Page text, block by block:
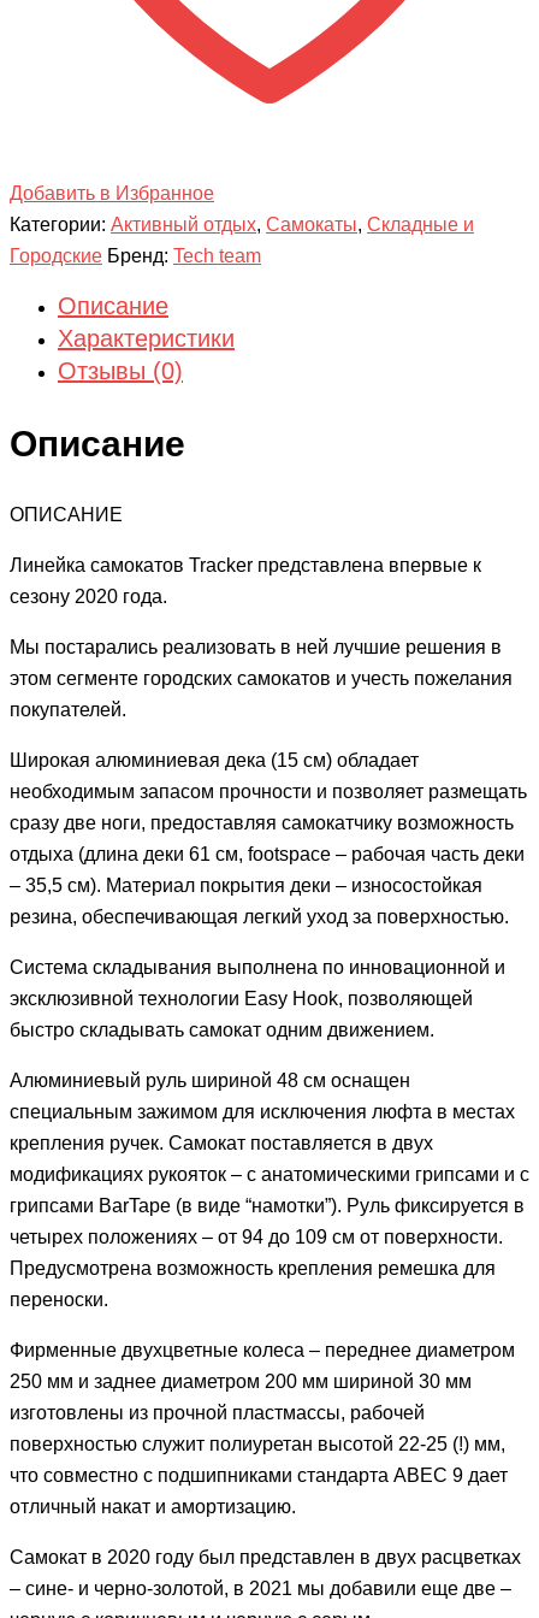
Добавить в Избранное
Категории: Активный отдых, Самокаты, Складные и
Городские Бренд: Tech team
Описание
Характеристики
Отзывы (0)
Описание
ОПИСАНИЕ
Линейка самокатов Tracker представлена впервые к
сезону 2020 года.
Мы постарались реализовать в ней лучшие решения в
этом сегменте городских самокатов и учесть пожелания
покупателей.
Широкая алюминиевая дека (15 см) обладает
необходимым запасом прочности и позволяет размещать
сразу две ноги, предоставляя самокатчику возможность
отдыха (длина деки 61 см, footspace – рабочая часть деки
– 35,5 см). Материал покрытия деки – износостойкая
резина, обеспечивающая легкий уход за поверхностью.
Система складывания выполнена по инновационной и
эксклюзивной технологии Easy Hook, позволяющей
быстро складывать самокат одним движением.
Алюминиевый руль шириной 48 см оснащен
специальным зажимом для исключения люфта в местах
крепления ручек. Самокат поставляется в двух
модификациях рукояток – с анатомическими грипсами и с
грипсами BarTape (в виде “намотки”). Руль фиксируется в
четырех положениях – от 94 до 109 см от поверхности.
Предусмотрена возможность крепления ремешка для
переноски.
Фирменные двухцветные колеса – переднее диаметром
250 мм и заднее диаметром 200 мм шириной 30 мм
изготовлены из прочной пластмассы, рабочей
поверхностью служит полиуретан высотой 22-25 (!) мм,
что совместно с подшипниками стандарта ABEC 9 дает
отличный накат и амортизацию.
Самокат в 2020 году был представлен в двух расцветках
– сине- и черно-золотой, в 2021 мы добавили еще две –